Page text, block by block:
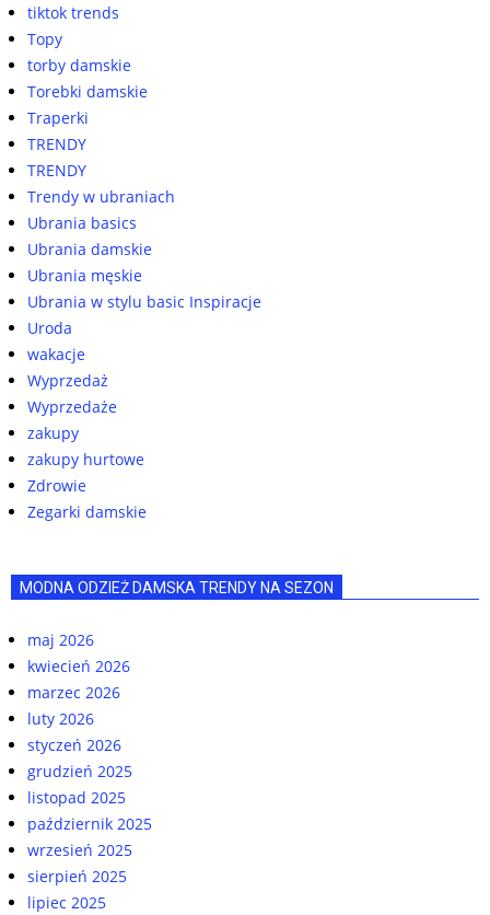
tiktok trends
Topy
torby damskie
Torebki damskie
Traperki
TRENDY
TRENDY
Trendy w ubraniach
Ubrania basics
Ubrania damskie
Ubrania męskie
Ubrania w stylu basic Inspiracje
Uroda
wakacje
Wyprzedaż
Wyprzedaże
zakupy
zakupy hurtowe
Zdrowie
Zegarki damskie
MODNA ODZIEŻ DAMSKA TRENDY NA SEZON
maj 2026
kwiecień 2026
marzec 2026
luty 2026
styczeń 2026
grudzień 2025
listopad 2025
październik 2025
wrzesień 2025
sierpień 2025
lipiec 2025